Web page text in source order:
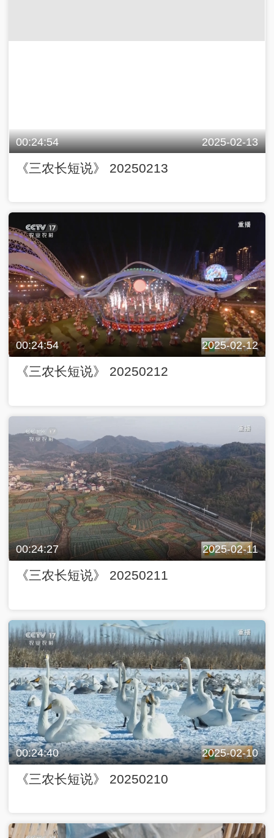
00:24:54 2025-02-13
《三农长短说》 20250213
00:24:54 2025-02-12
《三农长短说》 20250212
00:24:27 2025-02-11
《三农长短说》 20250211
00:24:40 2025-02-10
《三农长短说》 20250210